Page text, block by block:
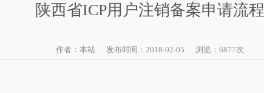
陕西省ICP用户注销备案申请流程
作者：本站 发布时间：2018-02-05 浏览： 6877次